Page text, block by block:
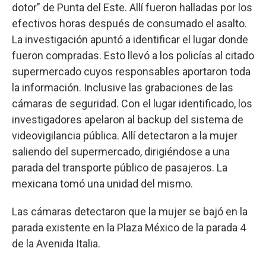
dotor" de Punta del Este. Allí fueron halladas por los
efectivos horas después de consumado el asalto.
La investigación apuntó a identificar el lugar donde
fueron compradas. Esto llevó a los policías al citado
supermercado cuyos responsables aportaron toda
la información. Inclusive las grabaciones de las
cámaras de seguridad. Con el lugar identificado, los
investigadores apelaron al backup del sistema de
videovigilancia pública. Allí detectaron a la mujer
saliendo del supermercado, dirigiéndose a una
parada del transporte público de pasajeros. La
mexicana tomó una unidad del mismo.
Las cámaras detectaron que la mujer se bajó en la
parada existente en la Plaza México de la parada 4
de la Avenida Italia.